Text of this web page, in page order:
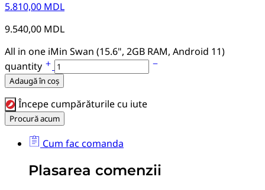
5.810,00 MDL
9.540,00 MDL
All in one iMin Swan (15.6", 2GB RAM, Android 11)
quantity
Adaugă în coș
Începe cumpărăturile cu iute
Procură acum
Cum fac comanda
Plasarea comenzii